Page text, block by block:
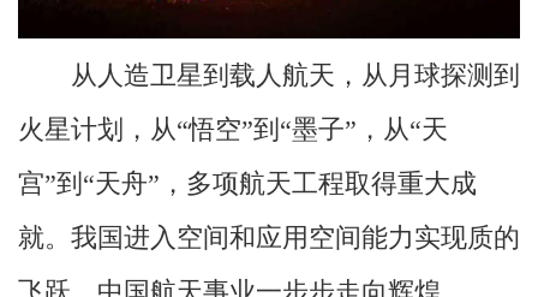
从人造卫星到载人航天，从月球探测到
火星计划，从“悟空”到“墨子”，从“天
宫”到“天舟”，多项航天工程取得重大成
就。我国进入空间和应用空间能力实现质的